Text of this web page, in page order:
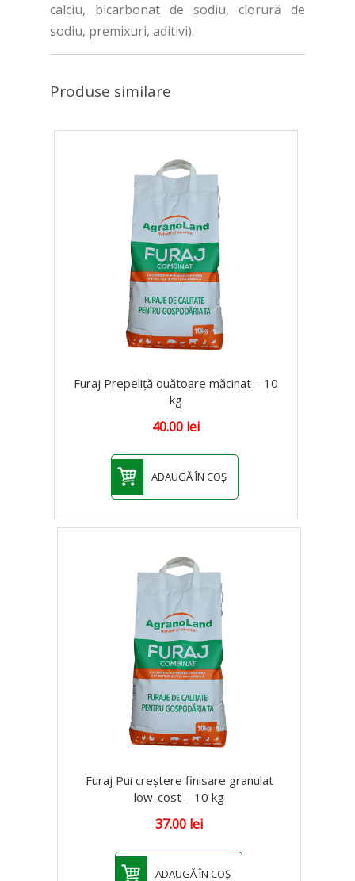
calciu, bicarbonat de sodiu, clorură de
sodiu, premixuri, aditivi).
Produse similare
Furaj Prepeliță ouătoare măcinat – 10
kg
40.00 lei
ADAUGĂ ÎN COȘ
Furaj Pui creștere finisare granulat
low-cost – 10 kg
37.00 lei
ADAUGĂ ÎN COȘ